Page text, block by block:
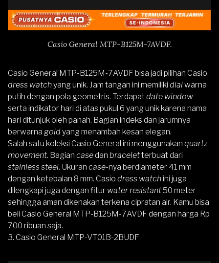
Casio General MTP-B125M-7AVDF.
Casio General MTP-B125M-7AVDF bisa jadi pilihan Casio
dress watchyang unik. Jam tangan ini memiliki dialwarna
putih dengan pola geometris. Terdapatdate window
serta indikator hari di atas pukul 6 yang unik karena nama
hari ditunjuk oleh panah. Bagian indeks dan jarumnya
berwarna goldyang menambah kesan elegan.
Salah satu koleksi Casio General ini menggunakan quartz
movement. Bagian casedan braceletterbuat dari
stainless steel. Ukuran case-nya berdiameter 41 mm
dengan ketebalan 8 mm. Casio dress watchini juga
dilengkapi juga dengan fitur water resistant50 meter
sehingga aman dikenakan terkena cipratan air. Kamu bisa
beli Casio General MTP-B125M-7AVDF dengan harga Rp
700 ribuan saja.
3. Casio General MTP-VT01B-2BUDF